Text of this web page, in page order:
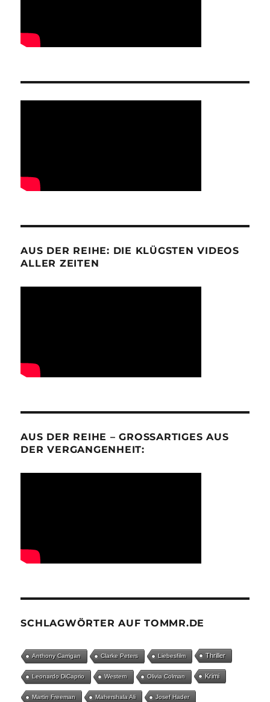
AUS DER REIHE: DIE KLÜGSTEN VIDEOS
ALLER ZEITEN
AUS DER REIHE – GROSSARTIGES AUS D
ER VERGANGENHEIT:
SCHLAGWÖRTER AUF TOMMR.DE
Anthony Carrigan Clarke Peters Liebesfilm Thriller
Leonardo DiCaprio Western Olivia Colman Krimi
Martin Freeman Mahershala Ali Josef Hader